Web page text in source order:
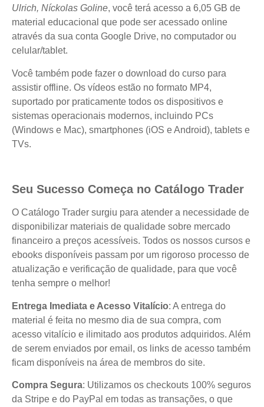
Ulrich, Níckolas Goline, você terá acesso a 6,05 GB de
material educacional que pode ser acessado online
através da sua conta Google Drive, no computador ou
celular/tablet.
Você também pode fazer o download do curso para
assistir offline. Os vídeos estão no formato MP4,
suportado por praticamente todos os dispositivos e
sistemas operacionais modernos, incluindo PCs
(Windows e Mac), smartphones (iOS e Android), tablets e
TVs.
Seu Sucesso Começa no Catálogo Trader
O Catálogo Trader surgiu para atender a necessidade de
disponibilizar materiais de qualidade sobre mercado
financeiro a preços acessíveis. Todos os nossos cursos e
ebooks disponíveis passam por um rigoroso processo de
atualização e verificação de qualidade, para que você
tenha sempre o melhor!
Entrega Imediata e Acesso Vitalício: A entrega do
material é feita no mesmo dia de sua compra, com
acesso vitalício e ilimitado aos produtos adquiridos. Além
de serem enviados por email, os links de acesso também
ficam disponíveis na área de membros do site.
Compra Segura: Utilizamos os checkouts 100% seguros
da Stripe e do PayPal em todas as transações, o que